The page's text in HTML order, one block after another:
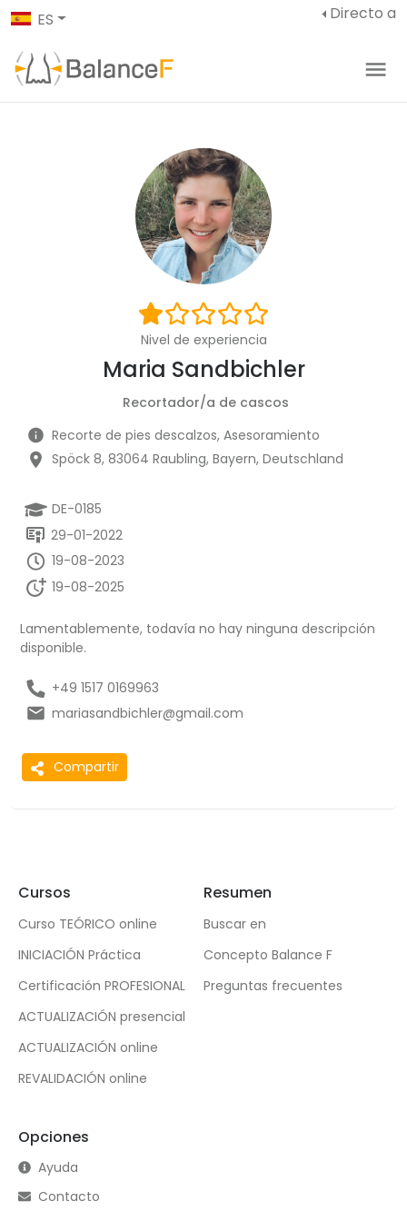
ES Directo a
Nivel de experiencia
Maria Sandbichler
Recortador/a de cascos
Recorte de pies descalzos, Asesoramiento
Spöck 8, 83064 Raubling, Bayern, Deutschland
DE-0185
29-01-2022
19-08-2023
19-08-2025
Lamentablemente, todavía no hay ninguna descripción
disponible.
+49 1517 0169963
mariasandbichler@gmail.com
Compartir
Cursos
Curso TEÓRICO online
INICIACIÓN Práctica
Certificación PROFESIONAL
ACTUALIZACIÓN presencial
ACTUALIZACIÓN online
REVALIDACIÓN online
Resumen
Buscar en
Concepto Balance F
Preguntas frecuentes
Opciones
Ayuda
Contacto